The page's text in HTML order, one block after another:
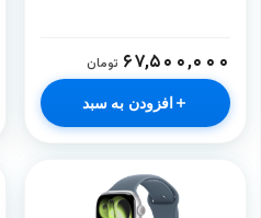
۶۷,۵۰۰,۰۰۰ تومان
افزودن به سبد